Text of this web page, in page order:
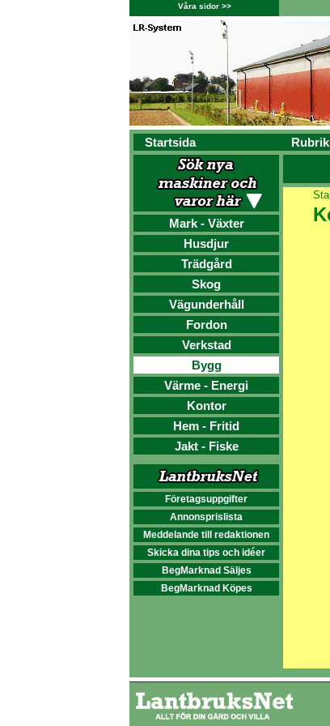
Våra sidor >>
Startsida
Mark - Växter
Husdjur
Trädgård
Skog
Vägunderhåll
Fordon
Verkstad
Bygg
Värme - Energi
Kontor
Hem - Fritid
Jakt - Fiske
Företagsuppgifter
Annonsprislista
Meddelande till redaktionen
Skicka dina tips och idéer
BegMarknad Säljes
BegMarknad Köpes